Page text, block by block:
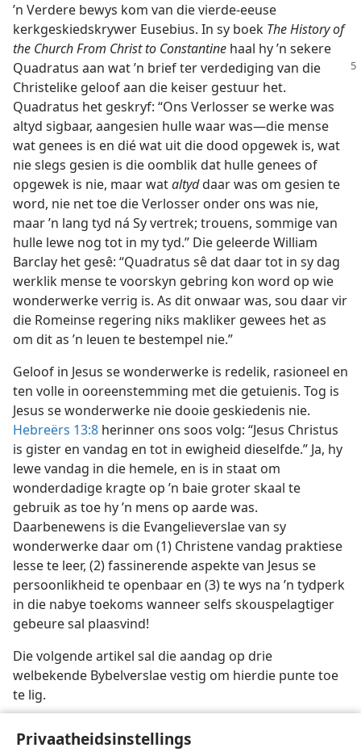
Privaatheidsinstellings
’n Verdere bewys kom van die vierde-eeuse
kerkgeskiedskrywer Eusebius. In sy boek The History of
the Church From Christ to Constantine haal hy ’n sekere
Quadratus aan wat’n brief ter verdediging van die
Christelike geloof aan die keiser gestuur het.
Quadratus het geskryf: “Ons Verlosser se werke was
altyd sigbaar, aangesien hulle waar was—die mense
wat genees is en dié wat uit die dood opgewek is, wat
nie slegs gesien is die oomblik dat hulle genees of
opgewek is nie, maar wataltyddaar was om gesien te
word, nie net toe die Verlosser onder ons was nie,
maar ’n lang tyd ná Sy vertrek; trouens, sommige van
hulle lewe nog tot in my tyd.” Die geleerde William
Barclay het gesê: “Quadratus sê dat daar tot in sy dag
werklik mense te voorskyn gebring kon word op wie
wonderwerke verrig is. As dit onwaar was, sou daar vir
die Romeinse regering niks makliker gewees het as
om dit as ’n leuen te bestempel nie.”
Geloof in Jesus se wonderwerke is redelik, rasioneel en
ten volle in ooreenstemming met die getuienis. Tog is
Jesus se wonderwerke nie dooie geskiedenis nie.
Hebreërs 13:8 herinner ons soos volg: “Jesus Christus
is gister en vandag en tot in ewigheid dieselfde.” Ja, hy
lewe vandag in die hemele, en is in staat om
wonderdadige kragte op ’n baie groter skaal te
gebruik as toe hy ’n mens op aarde was.
Daarbenewens is die Evangelieverslae van sy
wonderwerke daar om (1) Christene vandag praktiese
lesse te leer, (2) fassinerende aspekte van Jesus se
persoonlikheid te openbaar en (3) te wys na ’n tydperk
in die nabye toekoms wanneer selfs skouspelagtiger
gebeure sal plaasvind!
Die volgende artikel sal die aandag op drie
welbekende Bybelverslae vestig om hierdie punte toe
te lig.